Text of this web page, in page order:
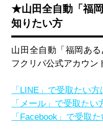
★山田全自動「福
知りたい方
山田全自動「福岡あ
フクリパ公式アカウン
「LINE」で受取たい方
「メール」で受取たい
「Facebook」で受取